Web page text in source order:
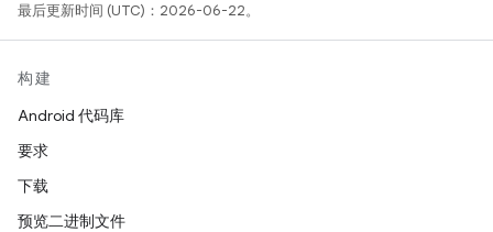
最后更新时间 (UTC)：2026-06-22。
构建
Android 代码库
要求
下载
预览二进制文件